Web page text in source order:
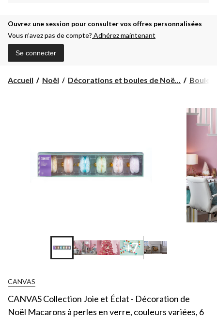
Ouvrez une session pour consulter vos offres personnalisées
Vous n’avez pas de compte? Adhérez maintenant
Se connecter
Accueil Noël Décorations et boules de Noë... Boules
+7
CANVAS
CANVAS Collection Joie et Éclat - Décoration de
Noël Macarons à perles en verre, couleurs variées, 6